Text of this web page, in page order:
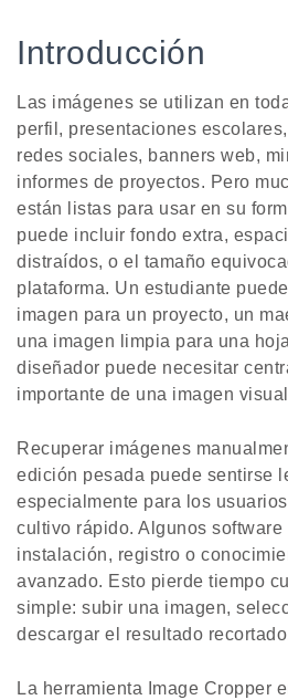
Introducción
Las imágenes se utilizan en
perfil, presentaciones
redes sociales, banners web,
informes de proyectos. Pero
están listas para usar en su
puede incluir fondo extra,
distraídos, o el tamaño
plataforma. Un estudiante
imagen para un proyecto, un
una imagen limpia para una
diseñador puede necesitar
importante de una imagen
Recuperar imágenes
edición pesada puede sentirse
especialmente para los
cultivo rápido. Algunos software
instalación, registro o
avanzado. Esto pierde tiempo
simple: subir una imagen,
descargar el resultado
La herramienta Image Cropper